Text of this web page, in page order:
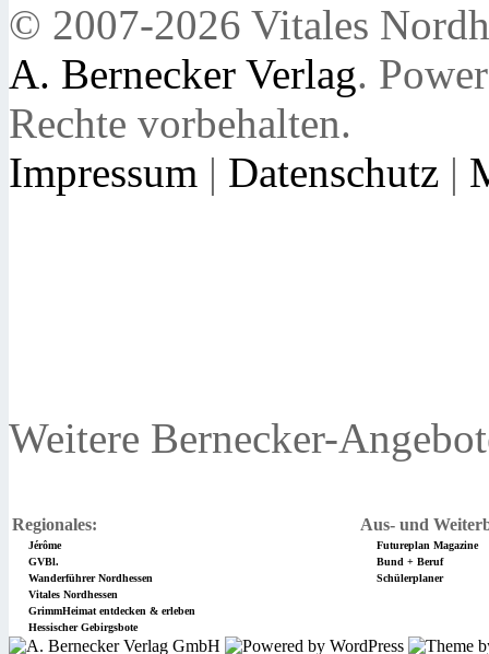
© 2007-2026 Vitales
A. Bernecker Verlag.
Rechte vorbehalten.
Impressum | Datenschutz |
Weitere Bernecker-
Regionales: Aus- und
Jérôme
Futureplan Magazine
GVBl.
Bund + Beruf
Wanderführer Nordhessen
Schülerplaner
Vitales Nordhessen
GrimmHeimat entdecken & erleben
Hessischer Gebirgsbote